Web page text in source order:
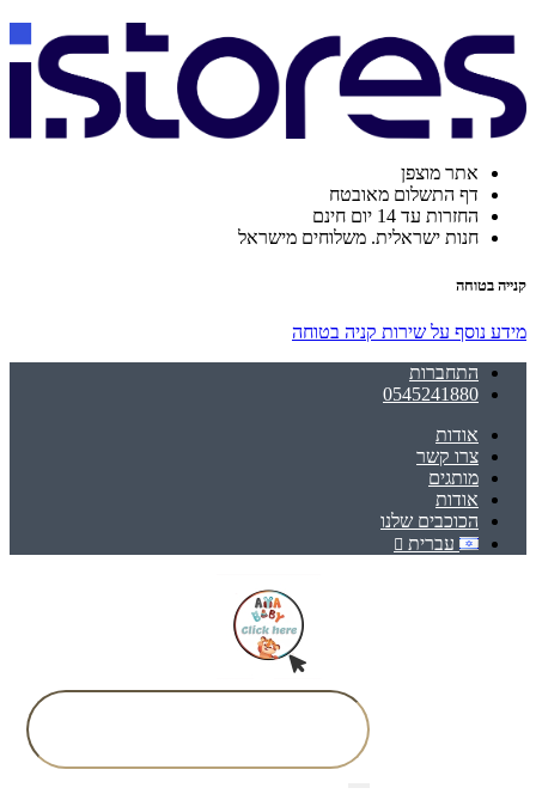
אתר מוצפן
דף התשלום מאובטח
החזרות עד 14 יום חינם
חנות ישראלית. משלוחים מישראל
קנייה בטוחה
מידע נוסף על שירות קניה בטוחה
התחברות
0545241880
אודות
צרו קשר
מותגים
אודות
הכוכבים שלנו
עברית